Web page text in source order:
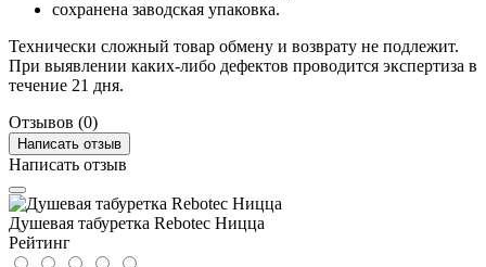
сохранена заводская упаковка.
Технически сложный товар обмену и возврату не подлежит.
При выявлении каких-либо дефектов проводится экспертиза в
течение 21 дня.
Отзывов (0)
Написать отзыв
Написать отзыв
Душевая табуретка Rebotec Ницца
Рейтинг